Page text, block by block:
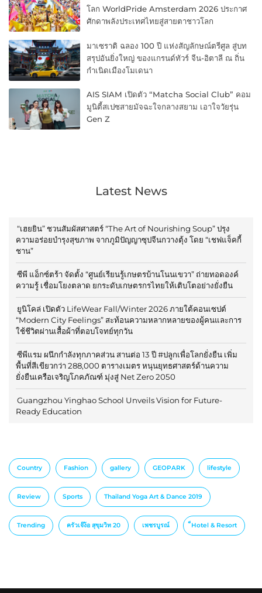
โลก WorldPride Amsterdam 2026 ประกาศ
ศักดาพลังประเทศไทยสู่สายตาชาวโลก
มาเซราติ ฉลอง 100 ปี แห่งสัญลักษณ์ตรีศูล สู่บท
สรุปอันยิ่งใหญ่ ของแกรนด์ทัวร์ จีน-อิตาลี ณ ถิ่น
กำเนิดเมืองโมเดนา
AIS SIAM เปิดตัว “Matcha Social Club” คอม
มูนิตี้สเปซสายมัจฉะใจกลางสยาม เอาใจวัยรุ่น
Gen Z
Latest News
“เฮยยิน” ชวนสัมผัสศาสตร์ “The Art of Nourishing Soup” ปรุง
ความอร่อยบำรุงสุขภาพ จากภูมิปัญญาซุปจีนกวางตุ้ง โดย “เชฟแจ็คกี้
ชาน”
ซีพี แอ็กซ์ตร้า จัดตั้ง “ศูนย์เรียนรู้เกษตรบ้านโนนเขวา” ถ่ายทอดองค์
ความรู้ เชื่อมโยงตลาด ยกระดับเกษตรกรไทยให้เติบโตอย่างยั่งยืน
ยูนิโคล่ เปิดตัว LifeWear Fall/Winter 2026 ภายใต้คอนเซปต์
“Modern City Feelings” สะท้อนความหลากหลายของผู้คนและการ
ใช้ชีวิตผ่านเสื้อผ้าที่ตอบโจทย์ทุกวัน
ซีพีแรม ผนึกกำลังทุกภาคส่วน สานต่อ 13 ปี #ปลูกเพื่อโลกยั่งยืน เพิ่ม
พื้นที่สีเขียวกว่า 288,000 ตารางเมตร หนุนยุทธศาสตร์ด้านความ
ยั่งยืนเครือเจริญโภคภัณฑ์ มุ่งสู่ Net Zero 2050
Guangzhou Yinghao School Unveils Vision for Future-
Ready Education
Country Fashion gallery GEOPARK lifestyle
Review Sports Thailand Yoga Art & Dance 2019
Trending ครัวเจ๊ง้อ สุขุมวิท 20 เพชรบูรณ์ ็Hotel & Resort